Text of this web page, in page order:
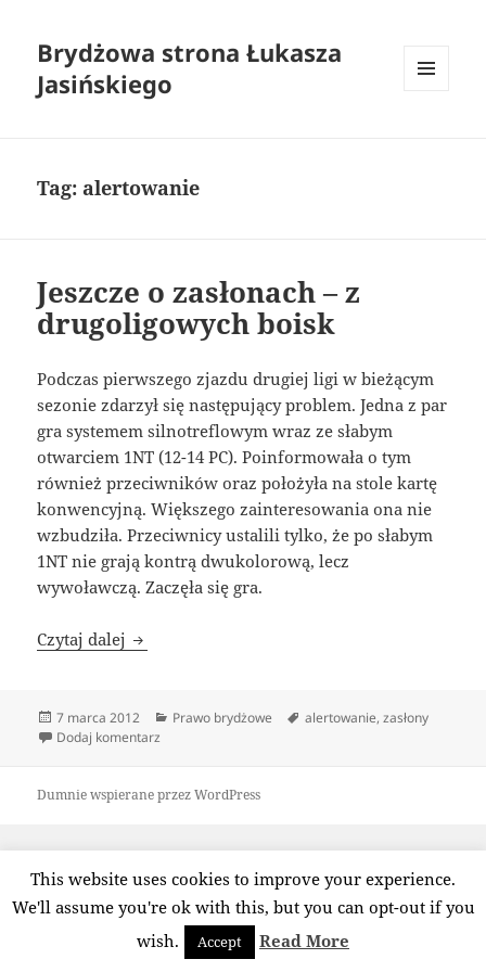
Brydżowa strona Łukasza
Jasińskiego
Tag: alertowanie
Jeszcze o zasłonach – z
drugoligowych boisk
Podczas pierwszego zjazdu drugiej ligi w bieżącym
sezonie zdarzył się następujący problem. Jedna z par
gra systemem silnotreflowym wraz ze słabym
otwarciem 1NT (12-14 PC). Poinformowała o tym
również przeciwników oraz położyła na stole kartę
konwencyjną. Większego zainteresowania ona nie
wzbudziła. Przeciwnicy ustalili tylko, że po słabym
1NT nie grają kontrą dwukolorową, lecz
wywoławczą. Zaczęła się gra.
Czytaj dalej Jeszcze o zasłonach – z drugoligowych boisk
Data
publikacji
7 marca 2012 Kategorie
Prawo brydżowe Tagi
alertowanie,zasłony
Dodaj komentarz
Dumnie wspierane przez WordPress
This website uses cookies to improve your experience.
We'll assume you're ok with this, but you can opt-out if you
wish.
Accept Read More